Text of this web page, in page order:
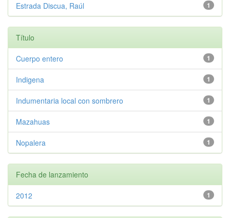
1
Estrada Discua, Raúl
Título
1
Cuerpo entero
1
Indigena
1
Indumentaria local con sombrero
1
Mazahuas
1
Nopalera
Fecha de lanzamiento
1
2012